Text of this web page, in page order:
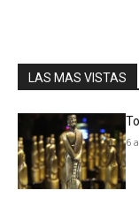
LAS MAS VISTAS
6